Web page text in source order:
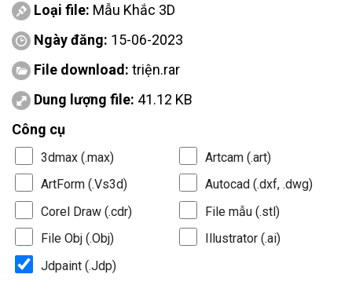
Loại file: Mẫu Khắc 3D
Ngày đăng: 15-06-2023
File download: triện.rar
Dung lượng file: 41.12 KB
Công cụ
3dmax (.max)
Artcam (.art)
ArtForm (.Vs3d)
Autocad (.dxf, .dwg)
Corel Draw (.cdr)
File mẫu (.stl)
File Obj (.Obj)
Illustrator (.ai)
Jdpaint (.Jdp)